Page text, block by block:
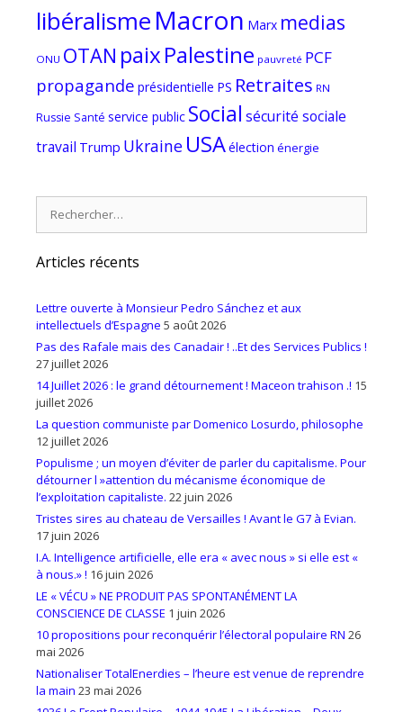
libéralismeMacron Marx medias
ONU OTAN paixPalestine pauvreté PCF
propagande présidentielle PS Retraites RN
Russie Santé service public Social sécurité sociale
travail Trump Ukraine USAélection énergie
Articles récents
Lettre ouverte à Monsieur Pedro Sánchez et aux
intellectuels d’Espagne 5 août 2026
Pas des Rafale mais des Canadair ! ..Et des Services Publics !
27 juillet 2026
14 Juillet 2026 : le grand détournement ! Maceon trahison .! 15
juillet 2026
La question communiste par Domenico Losurdo, philosophe
12 juillet 2026
Populisme ; un moyen d’éviter de parler du capitalisme. Pour
détourner l »attention du mécanisme économique de
l’exploitation capitaliste. 22 juin 2026
Tristes sires au chateau de Versailles ! Avant le G7 à Evian.
17 juin 2026
I.A. Intelligence artificielle, elle era « avec nous » si elle est «
à nous.» ! 16 juin 2026
LE « VÉCU » NE PRODUIT PAS SPONTANÉMENT LA
CONSCIENCE DE CLASSE 1 juin 2026
10 propositions pour reconquérir l’électoral populaire RN 26
mai 2026
Nationaliser TotalEnerdies – l’heure est venue de reprendre
la main 23 mai 2026